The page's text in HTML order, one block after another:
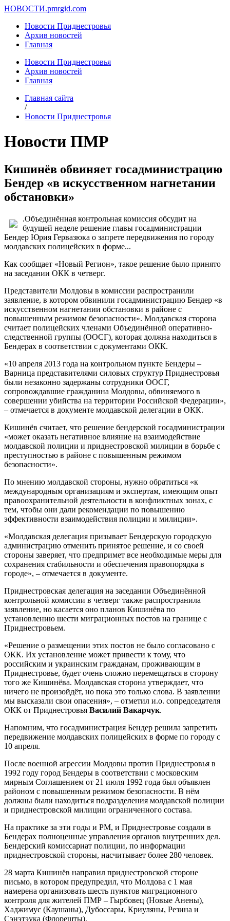
НОВОСТИ.pmrgid.com
Новости Приднестровья
Архив новостей
Главная
Новости Приднестровья
Архив новостей
Главная
Главная сайта
/
Новости Приднестровья
Новости ПМР
Кишинёв обвиняет госадминистрацию
Бендер «в искусственном нагнетании
обстановки»
.Объединённая контрольная комиссия обсудит на
будущей неделе решение главы госадминистрации
Бендер Юрия Гервазюка о запрете передвижения по городу
молдавских полицейских в форме...
Как сообщает «Новый Регион», такое решение было принято
на заседании ОКК в четверг.
Представители Молдовы в комиссии распространили
заявление, в котором обвинили госадминистрацию Бендер «в
искусственном нагнетании обстановки в районе с
повышенным режимом безопасности». Молдавская сторона
считает полицейских членами Объединённой оперативно-
следственной группы (ООСГ), которая должна находиться в
Бендерах в соответствии с документами ОКК.
«10 апреля 2013 года на контрольном пункте Бендеры –
Варница представителями силовых структур Приднестровья
были незаконно задержаны сотрудники ООСГ,
сопровождавшие гражданина Молдовы, обвиняемого в
совершении убийства на территории Российской Федерации»,
– отмечается в документе молдавской делегации в ОКК.
Кишинёв считает, что решение бендерской госадминистрации
«может оказать негативное влияние на взаимодействие
молдавской полиции и приднестровской милиции в борьбе с
преступностью в районе с повышенным режимом
безопасности».
По мнению молдавской стороны, нужно обратиться «к
международным организациям и экспертам, имеющим опыт
правоохранительной деятельности в конфликтных зонах, с
тем, чтобы они дали рекомендации по повышению
эффективности взаимодействия полиции и милиции».
«Молдавская делегация призывает Бендерскую городскую
администрацию отменить принятое решение, и со своей
стороны заверяет, что предпримет все необходимые меры для
сохранения стабильности и обеспечения правопорядка в
городе», – отмечается в документе.
Приднестровская делегация на заседании Объединённой
контрольной комиссии в четверг также распространила
заявление, но касается оно планов Кишинёва по
установлению шести миграционных постов на границе с
Приднестровьем.
«Решение о размещении этих постов не было согласовано с
ОКК. Их установление может привести к тому, что
российским и украинским гражданам, проживающим в
Приднестровье, будет очень сложно перемещаться в сторону
того же Кишинёва. Молдавская сторона утверждает, что
ничего не произойдёт, но пока это только слова. В заявлении
мы высказали свои опасения», – отметил и.о. сопредседателя
ОКК от Приднестровья Василий Вакарчук.
Напомним, что госадминистрация Бендер решила запретить
передвижение молдавских полицейских в форме по городу с
10 апреля.
После военной агрессии Молдовы против Приднестровья в
1992 году город Бендеры в соответствии с московским
мирным Соглашением от 21 июля 1992 года был объявлен
районом с повышенным режимом безопасности. В нём
должны были находиться подразделения молдавской полиции
и приднестровской милиции ограниченного состава.
На практике за эти годы и РМ, и Приднестровье создали в
Бендерах полноценные управления органов внутренних дел.
Бендерский комиссариат полиции, по информации
приднестровской стороны, насчитывает более 280 человек.
28 марта Кишинёв направил приднестровской стороне
письмо, в котором предупредил, что Молдова с 1 мая
намерена организовать шесть пунктов миграционного
контроля для жителей ПМР – Гырбовец (Новые Анены),
Хаджимус (Каушаны), Дубоссары, Криуляны, Резина и
Сэнэтэука (Флорешты).